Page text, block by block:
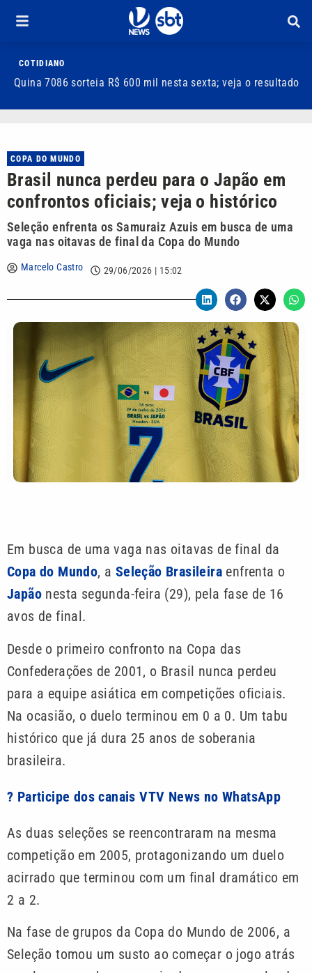
COTIDIANO
Quina 7086 sorteia R$ 600 mil nesta sexta; veja o resultado
COPA DO MUNDO
Brasil nunca perdeu para o Japão em
confrontos oficiais; veja o histórico
Seleção enfrenta os Samuraiz Azuis em busca de uma
vaga nas oitavas de final da Copa do Mundo
Marcelo Castro 29/06/2026 | 15:02
Em busca de uma vaga nas oitavas de final da
Copa do Mundo, a Seleção Brasileira enfrenta o
Japão nesta segunda-feira (29), pela fase de 16
avos de final.
Desde o primeiro confronto na Copa das
Confederações de 2001, o Brasil nunca perdeu
para a equipe asiática em competições oficiais.
Na ocasião, o duelo terminou em 0 a 0. Um tabu
histórico que já dura 25 anos de soberania
brasileira.
? Participe dos canais VTV News no WhatsApp
As duas seleções se reencontraram na mesma
competição em 2005, protagonizando um duelo
acirrado que terminou com um final dramático em
2 a 2.
Na fase de grupos da Copa do Mundo de 2006, a
Seleção tomou um susto ao começar o jogo atrás